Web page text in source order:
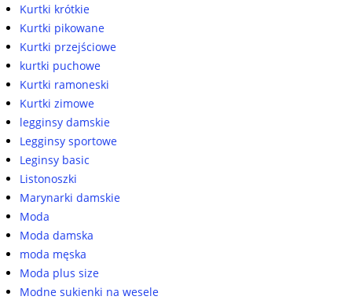
Kurtki krótkie
Kurtki pikowane
Kurtki przejściowe
kurtki puchowe
Kurtki ramoneski
Kurtki zimowe
legginsy damskie
Legginsy sportowe
Leginsy basic
Listonoszki
Marynarki damskie
Moda
Moda damska
moda męska
Moda plus size
Modne sukienki na wesele